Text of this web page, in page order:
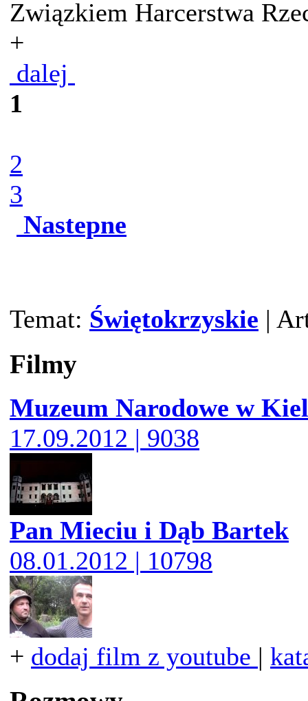
Związkiem Harcerstwa
+
dalej
1
2
3
Nastepne
Temat: Świętokrzyskie |
Filmy
Muzeum Narodowe w
17.09.2012 | 9038
Pan Mieciu i Dąb Bartek
08.01.2012 | 10798
+ dodaj film z youtube |